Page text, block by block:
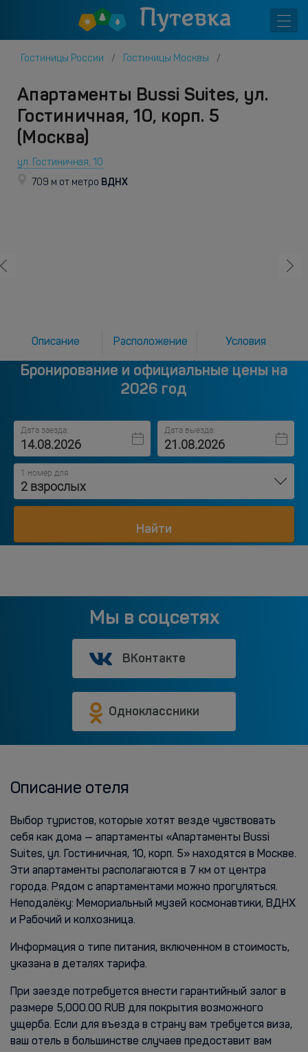
Гостиницы России Гостиницы Москвы
Апартаменты Bussi Suites, ул.
Гостиничная, 10, корп. 5
(Москва)
ул. Гостиничная, 10
709 м от метро ВДНХ
Описание Расположение Условия
Бронирование и официальные цены на
2026 год
Дата заезда: Дата выезда:
1 номер для
2 взрослых
Найти
Мы в соцсетях
ВКонтакте
Одноклассники
Описание отеля
Выбор туристов, которые хотят везде чувствовать
себя как дома — апартаменты «Апартаменты Bussi
Suites, ул. Гостиничная, 10, корп. 5» находятся в Москве.
Эти апартаменты располагаются в 7 км от центра
города. Рядом с апартаментами можно прогуляться.
Неподалёку: Мемориальный музей космонавтики, ВДНХ
и Рабочий и колхозница.
Информация о типе питания, включенном в стоимость,
указана в деталях тарифа.
При заезде потребуется внести гарантийный залог в
размере 5,000.00 RUB для покрытия возможного
ущерба. Если для въезда в страну вам требуется виза,
ваш отель в большинстве случаев предоставит вам